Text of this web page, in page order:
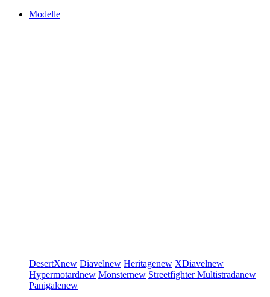
Modelle
DesertXnew Diavelnew Heritagenew XDiavelnew
Hypermotardnew Monsternew StreetfighterMultistradanew
Panigalenew